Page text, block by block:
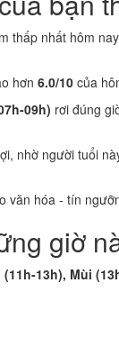
thấp nhất hôm
hơn 6.0/10 của
09h) rơi đúng
nhờ người tuổi
hóa - tín
giờ
13h), Mùi